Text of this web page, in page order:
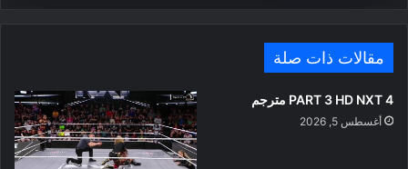
مقالات ذات صلة
PART 3 HD NXT 4 مترجم
أغسطس 5, 2026